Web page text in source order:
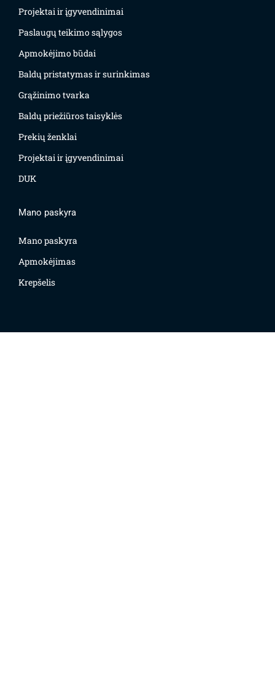
Projektai ir įgyvendinimai
Paslaugų teikimo sąlygos
Apmokėjimo būdai
Baldų pristatymas ir surinkimas
Grąžinimo tvarka
Baldų priežiūros taisyklės
Prekių ženklai
Projektai ir įgyvendinimai
DUK
Mano paskyra
Mano paskyra
Apmokėjimas
Krepšelis